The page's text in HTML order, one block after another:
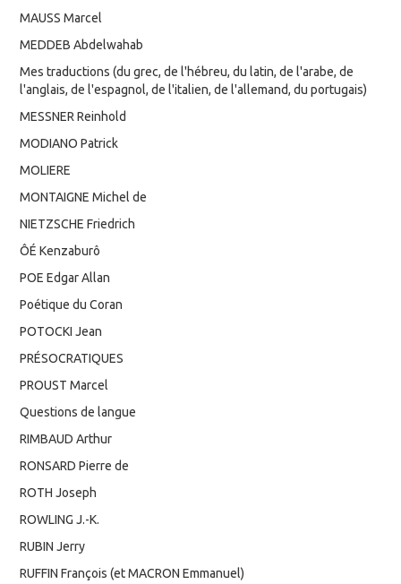
MAUSS Marcel
MEDDEB Abdelwahab
Mes traductions (du grec, de l'hébreu, du latin, de l'arabe, de
l'anglais, de l'espagnol, de l'italien, de l'allemand, du portugais)
MESSNER Reinhold
MODIANO Patrick
MOLIERE
MONTAIGNE Michel de
NIETZSCHE Friedrich
ÔÉ Kenzaburô
POE Edgar Allan
Poétique du Coran
POTOCKI Jean
PRÉSOCRATIQUES
PROUST Marcel
Questions de langue
RIMBAUD Arthur
RONSARD Pierre de
ROTH Joseph
ROWLING J.-K.
RUBIN Jerry
RUFFIN François (et MACRON Emmanuel)